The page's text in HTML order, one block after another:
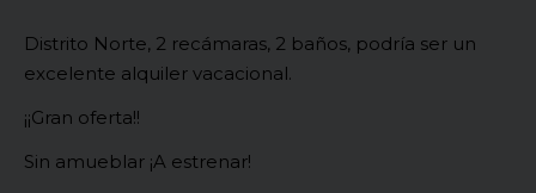
Distrito Norte, 2 recámaras, 2 baños, podría ser un
excelente alquiler vacacional.
¡¡Gran oferta!!
Sin amueblar ¡A estrenar!